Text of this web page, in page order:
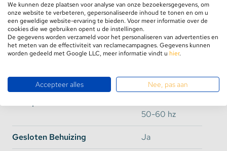
Product informatie
Specificaties
Aanbevolen combinaties
Specificaties
50-60 hz
Gesloten Behuizing Ja
We kunnen deze plaatsen voor analyse van onze bezoekersgegevens, om
onze website te verbeteren, gepersonaliseerde inhoud te tonen en om u
een geweldige website-ervaring te bieden. Voor meer informatie over de
cookies die we gebruiken opent u de instellingen.
De gegevens worden verzameld voor het personaliseren van advertenties en
het meten van de effectiviteit van reclamecampagnes. Gegevens kunnen
worden gedeeld met Google LLC, meer informatie vindt u hier.
Accepteer alles Nee, pas aan